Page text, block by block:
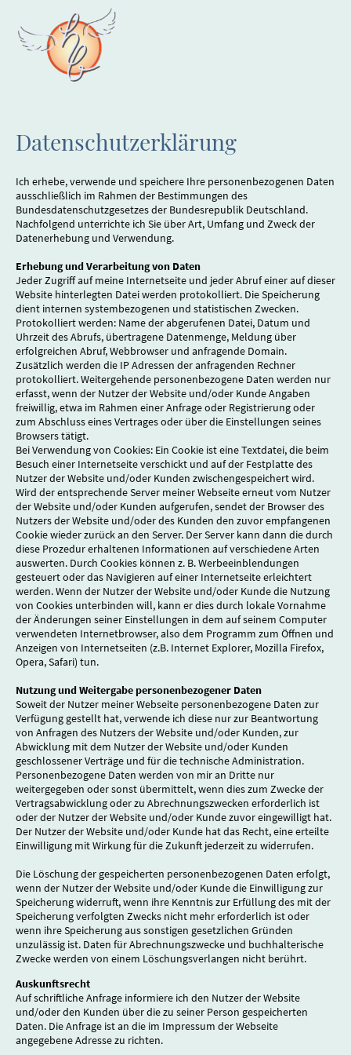
Datenschutzerklärung
Ich erhebe, verwende und speichere Ihre personenbezogenen Daten
ausschließlich im Rahmen der Bestimmungen des
Bundesdatenschutzgesetzes der Bundesrepublik Deutschland.
Nachfolgend unterrichte ich Sie über Art, Umfang und Zweck der
Datenerhebung und Verwendung.
Erhebung und Verarbeitung von Daten
Jeder Zugriff auf meine Internetseite und jeder Abruf einer auf dieser
Website hinterlegten Datei werden protokolliert. Die Speicherung
dient internen systembezogenen und statistischen Zwecken.
Protokolliert werden: Name der abgerufenen Datei, Datum und
Uhrzeit des Abrufs, übertragene Datenmenge, Meldung über
erfolgreichen Abruf, Webbrowser und anfragende Domain.
Zusätzlich werden die IP Adressen der anfragenden Rechner
protokolliert. Weitergehende personenbezogene Daten werden nur
erfasst, wenn der Nutzer der Website und/oder Kunde Angaben
freiwillig, etwa im Rahmen einer Anfrage oder Registrierung oder
zum Abschluss eines Vertrages oder über die Einstellungen seines
Browsers tätigt.
Bei Verwendung von Cookies: Ein Cookie ist eine Textdatei, die beim
Besuch einer Internetseite verschickt und auf der Festplatte des
Nutzer der Website und/oder Kunden zwischengespeichert wird.
Wird der entsprechende Server meiner Webseite erneut vom Nutzer
der Website und/oder Kunden aufgerufen, sendet der Browser des
Nutzers der Website und/oder des Kunden den zuvor empfangenen
Cookie wieder zurück an den Server. Der Server kann dann die durch
diese Prozedur erhaltenen Informationen auf verschiedene Arten
auswerten. Durch Cookies können z. B. Werbeeinblendungen
gesteuert oder das Navigieren auf einer Internetseite erleichtert
werden. Wenn der Nutzer der Website und/oder Kunde die Nutzung
von Cookies unterbinden will, kann er dies durch lokale Vornahme
der Änderungen seiner Einstellungen in dem auf seinem Computer
verwendeten Internetbrowser, also dem Programm zum Öffnen und
Anzeigen von Internetseiten (z.B. Internet Explorer, Mozilla Firefox,
Opera, Safari) tun.
Nutzung und Weitergabe personenbezogener Daten
Soweit der Nutzer meiner Webseite personenbezogene Daten zur
Verfügung gestellt hat, verwende ich diese nur zur Beantwortung
von Anfragen des Nutzers der Website und/oder Kunden, zur
Abwicklung mit dem Nutzer der Website und/oder Kunden
geschlossener Verträge und für die technische Administration.
Personenbezogene Daten werden von mir an Dritte nur
weitergegeben oder sonst übermittelt, wenn dies zum Zwecke der
Vertragsabwicklung oder zu Abrechnungszwecken erforderlich ist
oder der Nutzer der Website und/oder Kunde zuvor eingewilligt hat.
Der Nutzer der Website und/oder Kunde hat das Recht, eine erteilte
Einwilligung mit Wirkung für die Zukunft jederzeit zu widerrufen.
Die Löschung der gespeicherten personenbezogenen Daten erfolgt,
wenn der Nutzer der Website und/oder Kunde die Einwilligung zur
Speicherung widerruft, wenn ihre Kenntnis zur Erfüllung des mit der
Speicherung verfolgten Zwecks nicht mehr erforderlich ist oder
wenn ihre Speicherung aus sonstigen gesetzlichen Gründen
unzulässig ist. Daten für Abrechnungszwecke und buchhalterische
Zwecke werden von einem Löschungsverlangen nicht berührt.
Auskunftsrecht
Auf schriftliche Anfrage informiere ich den Nutzer der Website
und/oder den Kunden über die zu seiner Person gespeicherten
Daten. Die Anfrage ist an die im Impressum der Webseite
angegebene Adresse zu richten.